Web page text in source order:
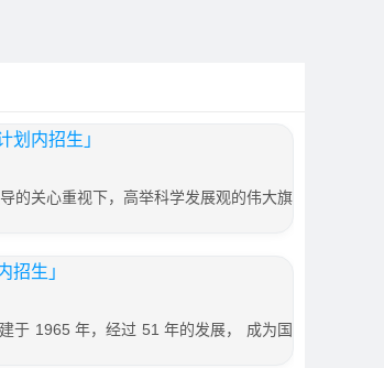
划内招生」
的关心重视下，高举科学发展观的伟大旗
招生」
于 1965 年，经过 51 年的发展， 成为国